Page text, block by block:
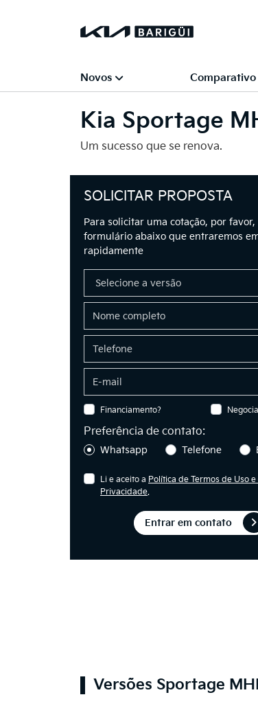
Novos Comparativo
Kia Sportage
Um sucesso que se renova.
SOLICITAR PROPOSTA
Para solicitar uma cotação, por
formulário abaixo que entraremos
rapidamente
Financiamento?
Preferência de contato:
Whatsapp Telefone
Li e aceito a Política de Termos de Uso
Privacidade.
Entrar em contato
Versões Sportage